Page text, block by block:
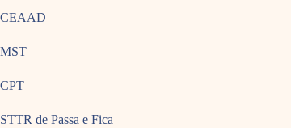
CEAAD
MST
CPT
STTR de Passa e Fica